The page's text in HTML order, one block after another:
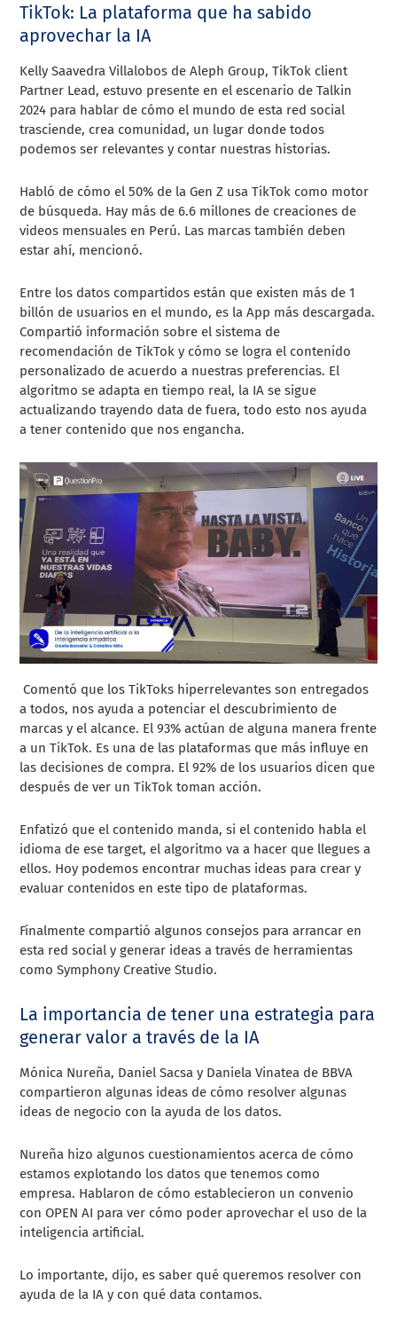
TikTok: La plataforma que ha sabido
aprovechar la IA
Kelly Saavedra Villalobos de Aleph Group, TikTok client
Partner Lead, estuvo presente en el escenario de Talkin
2024 para hablar de cómo el mundo de esta red social
trasciende, crea comunidad, un lugar donde todos
podemos ser relevantes y contar nuestras historias.
Habló de cómo el 50% de la Gen Z usa TikTok como motor
de búsqueda. Hay más de 6.6 millones de creaciones de
videos mensuales en Perú. Las marcas también deben
estar ahí, mencionó.
Entre los datos compartidos están que existen más de 1
billón de usuarios en el mundo, es la App más descargada.
Compartió información sobre el sistema de
recomendación de TikTok y cómo se logra el contenido
personalizado de acuerdo a nuestras preferencias. El
algoritmo se adapta en tiempo real, la IA se sigue
actualizando trayendo data de fuera, todo esto nos ayuda
a tener contenido que nos engancha.
Comentó que los TikToks hiperrelevantes son entregados
a todos, nos ayuda a potenciar el descubrimiento de
marcas y el alcance. El 93% actúan de alguna manera frente
a un TikTok. Es una de las plataformas que más influye en
las decisiones de compra. El 92% de los usuarios dicen que
después de ver un TikTok toman acción.
Enfatizó que el contenido manda, si el contenido habla el
idioma de ese target, el algoritmo va a hacer que llegues a
ellos. Hoy podemos encontrar muchas ideas para crear y
evaluar contenidos en este tipo de plataformas.
Finalmente compartió algunos consejos para arrancar en
esta red social y generar ideas a través de herramientas
como Symphony Creative Studio.
La importancia de tener una estrategia para
generar valor a través de la IA
Mónica Nureña, Daniel Sacsa y Daniela Vinatea de BBVA
compartieron algunas ideas de cómo resolver algunas
ideas de negocio con la ayuda de los datos.
Nureña hizo algunos cuestionamientos acerca de cómo
estamos explotando los datos que tenemos como
empresa. Hablaron de cómo establecieron un convenio
con OPEN AI para ver cómo poder aprovechar el uso de la
inteligencia artificial.
Lo importante, dijo, es saber qué queremos resolver con
ayuda de la IA y con qué data contamos.